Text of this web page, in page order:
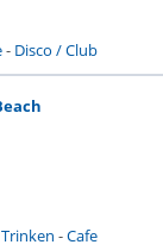
- Disco / Club
-Cafe